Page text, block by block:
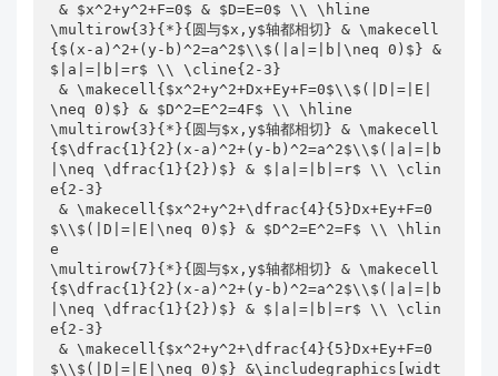
& $x^2+y^2+F=0$ & $D=E=0$ \\ \hline
\multirow{3}{*}{圆与$x,y$轴都相切} & \makecell
{$(x-a)^2+(y-b)^2=a^2$\\$(|a|=|b|\neq 0)$} &
$|a|=|b|=r$ \\ \cline{2-3}
& \makecell{$x^2+y^2+Dx+Ey+F=0$\\$(|D|=|E|
\neq 0)$} & $D^2=E^2=4F$ \\ \hline
\multirow{3}{*}{圆与$x,y$轴都相切} & \makecell
{$\dfrac{1}{2}(x-a)^2+(y-b)^2=a^2$\\$(|a|=|b
|\neq \dfrac{1}{2})$} & $|a|=|b|=r$ \\ \clin
e{2-3}
& \makecell{$x^2+y^2+\dfrac{4}{5}Dx+Ey+F=0
$\\$(|D|=|E|\neq 0)$} & $D^2=E^2=F$ \\ \hlin
e
\multirow{7}{*}{圆与$x,y$轴都相切} & \makecell
{$\dfrac{1}{2}(x-a)^2+(y-b)^2=a^2$\\$(|a|=|b
|\neq \dfrac{1}{2})$} & $|a|=|b|=r$ \\ \clin
e{2-3}
& \makecell{$x^2+y^2+\dfrac{4}{5}Dx+Ey+F=0
$\\$(|D|=|E|\neq 0)$} &\includegraphics[widt